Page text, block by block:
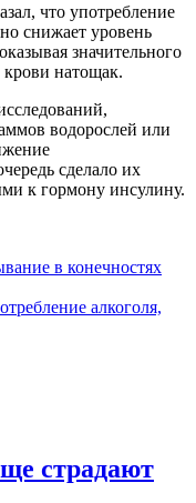
что употребление
снижает уровень
значительного
натощак.
водорослей или
сделало их
к гормону инсулину.
в конечностях
алкоголя,
страдают